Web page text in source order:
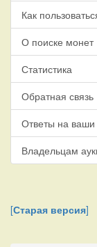
Как
О поиске монет
Статистика
Обратная связь
Ответы на
Владельцам
[Старая версия]